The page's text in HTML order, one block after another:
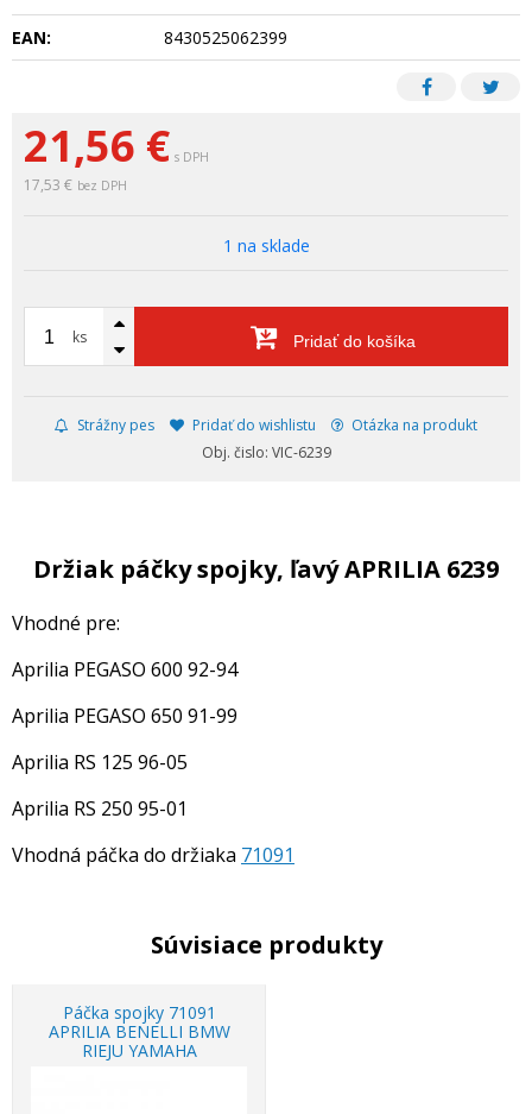
21,56 € s DPH
17,53 € bez DPH
1 na sklade
ks Pridať do košíka
Strážny pes Pridať do wishlistu
Otázka na produkt
Obj. čislo: VIC-6239
EAN: 8430525062399
Držiak páčky spojky, ľavý APRILIA 6239
Vhodné pre:
Aprilia PEGASO 600 92-94
Aprilia PEGASO 650 91-99
Aprilia RS 125 96-05
Aprilia RS 250 95-01
Vhodná páčka do držiaka 71091
Súvisiace produkty
Páčka spojky 71091
APRILIA BENELLI BMW
RIEJU YAMAHA